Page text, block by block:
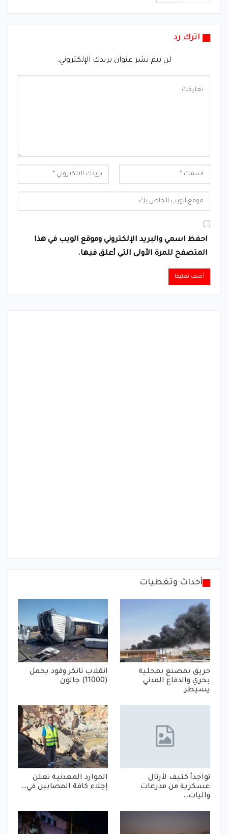
اترك رد
لن يتم نشر عنوان بريدك الإلكتروني.
احفظ اسمي والبريد الإلكتروني وموقع الويب في هذا
المتصفح للمرة الأولى التي أعلق فيها.
أحداث وتغطيات
حريق بمصنع بمحلية
بحري والدفاع المدني
يسيطر
انقلاب تانكر وقود يحمل
(11000) جالون
تواجدأ كثيف لأرتال
عسكرية من مدرعات
واليات…
الموارد المعدنية تعلن
إجلاء كافة المصابين في…